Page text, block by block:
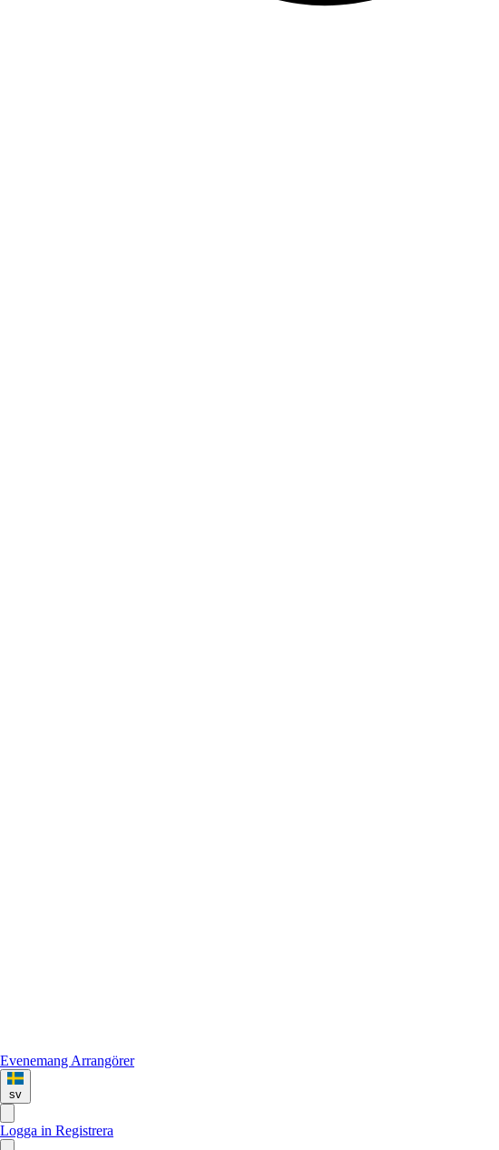
Evenemang Arrangörer
sv
Logga in Registrera